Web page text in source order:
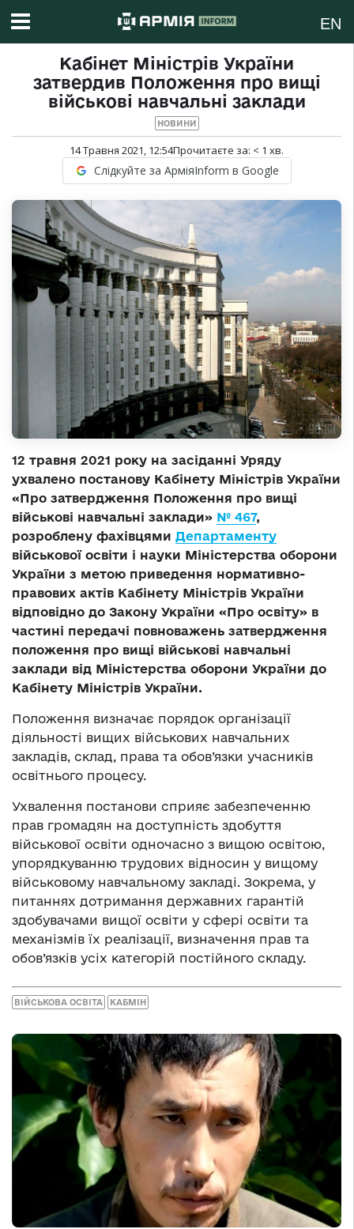
EN
Кабінет Міністрів України
затвердив Положення про вищі
військові навчальні заклади
НОВИНИ
14 Травня 2021, 12:54Прочитаєте за: < 1 хв.
Слідкуйте за АрміяInform в Google
12 травня 2021 року на засіданні Уряду
ухвалено постанову Кабінету Міністрів України
«Про затвердження Положення про вищі
військові навчальні заклади» № 467,
розроблену фахівцями Департаменту
військової освіти і науки Міністерства оборони
України з метою приведення нормативно-
правових актів Кабінету Міністрів України
відповідно до Закону України «Про освіту» в
частині передачі повноважень затвердження
положення про вищі військові навчальні
заклади від Міністерства оборони України до
Кабінету Міністрів України.
Положення визначає порядок організації
діяльності вищих військових навчальних
закладів, склад, права та обов’язки учасників
освітнього процесу.
Ухвалення постанови сприяє забезпеченню
прав громадян на доступність здобуття
військової освіти одночасно з вищою освітою,
упорядкуванню трудових відносин у вищому
військовому навчальному закладі. Зокрема, у
питаннях дотримання державних гарантій
здобувачами вищої освіти у сфері освіти та
механізмів їх реалізації, визначення прав та
обов’язків усіх категорій постійного складу.
ВІЙСЬКОВА ОСВІТА КАБМІН